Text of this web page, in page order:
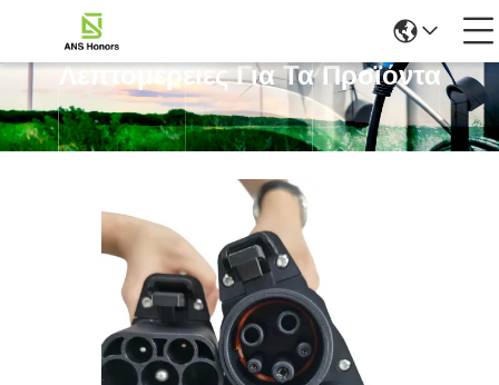
Λεπτομέρειες Για Τα Προϊόντα